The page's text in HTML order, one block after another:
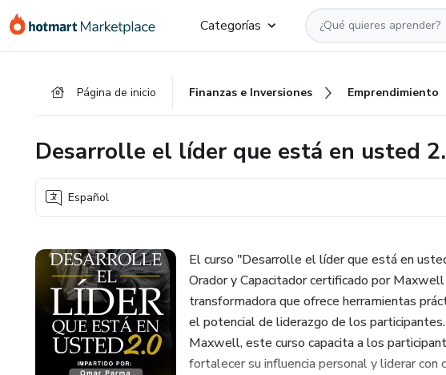
Categorías
Página de inicio Finanzas e Inversiones Emprendimiento
Desarrolle el líder que está en usted
Español
El curso "Desarrolle el líder que está en
Orador y Capacitador certificado por
transformadora que ofrece herramientas
el potencial de liderazgo de los
Maxwell, este curso capacita a los
fortalecer su influencia personal y liderar